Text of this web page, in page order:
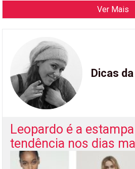
Ver Mais
Dicas
Leopardo é a
tendência nos dias